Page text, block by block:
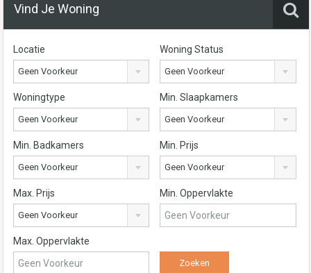
Vind Je Woning
Locatie
Geen Voorkeur
Woning Status
Geen Voorkeur
Woningtype
Geen Voorkeur
Min. Slaapkamers
Geen Voorkeur
Min. Badkamers
Geen Voorkeur
Min. Prijs
Geen Voorkeur
Max. Prijs
Geen Voorkeur
Min. Oppervlakte
Max. Oppervlakte